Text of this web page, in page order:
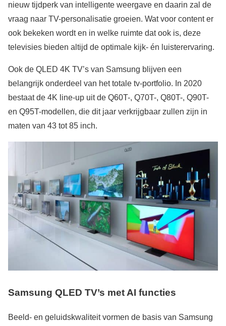
nieuw tijdperk van intelligente weergave en daarin zal de
vraag naar TV-personalisatie groeien. Wat voor content er
ook bekeken wordt en in welke ruimte dat ook is, deze
televisies bieden altijd de optimale kijk- én luisterervaring.
Ook de QLED 4K TV’s van Samsung blijven een
belangrijk onderdeel van het totale tv-portfolio. In 2020
bestaat de 4K line-up uit de Q60T-, Q70T-, Q80T-, Q90T-
en Q95T-modellen, die dit jaar verkrijgbaar zullen zijn in
maten van 43 tot 85 inch.
Samsung QLED TV’s met AI functies
Beeld- en geluidskwaliteit vormen de basis van Samsung